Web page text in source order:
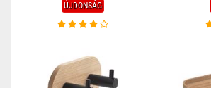
ÚJDONSÁG